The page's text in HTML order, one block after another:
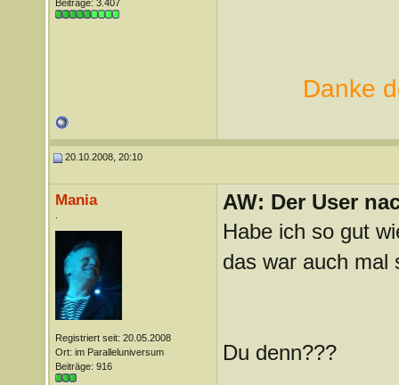
Beiträge: 3.407
Danke
20.10.2008, 20:10
Mania
Registriert seit: 20.05.2008
Ort: im Paralleluniversum
Beiträge: 916
AW: Der User
Habe ich so gut
das war auch mal
Du denn???